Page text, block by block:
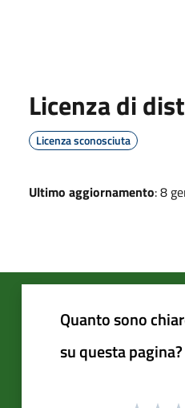
Licenza di
Licenza sconosciuta
Ultimo aggiornamento: 8
Quanto sono
su questa pagina?